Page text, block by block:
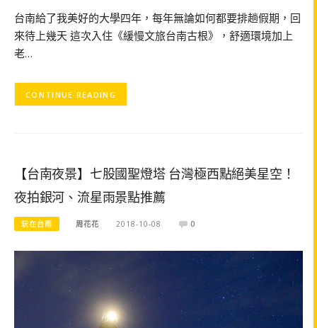
台南給了我美好的大學四年，每年無論如何都要排趟假期，回
來待上幾天 這次入住《緩慢文旅台南古根》，舒適環境加上
老…
CONTINUE READING
【台南夜景】七股國聖燈塔 台灣極西點絕美星空！
夜拍銀河、流星雨景點推薦
玩在台南 周花花 2018-10-08 0